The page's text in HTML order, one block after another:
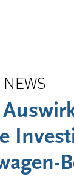
NEWS